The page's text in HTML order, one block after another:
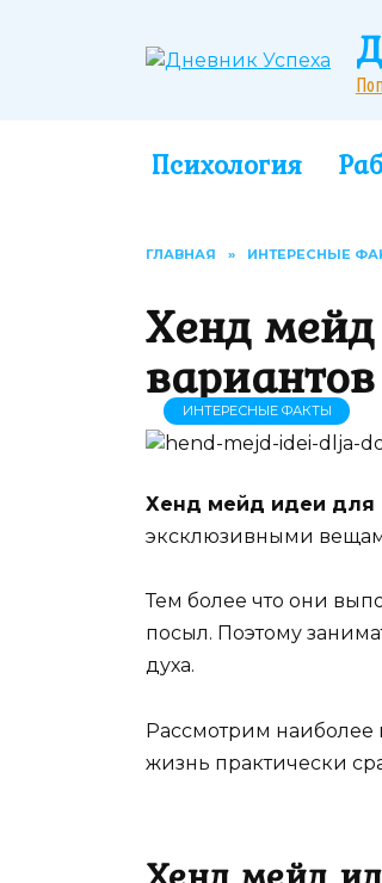
Психология
ГЛАВНАЯ » ИНТЕРЕСНЫЕ
Хенд
вариантов
ИНТЕРЕСНЫЕ ФАКТЫ
Хенд мейд идеи для
эксклюзивными
Тем более что они
посыл. Поэтому
духа.
Рассмотрим
жизнь практически